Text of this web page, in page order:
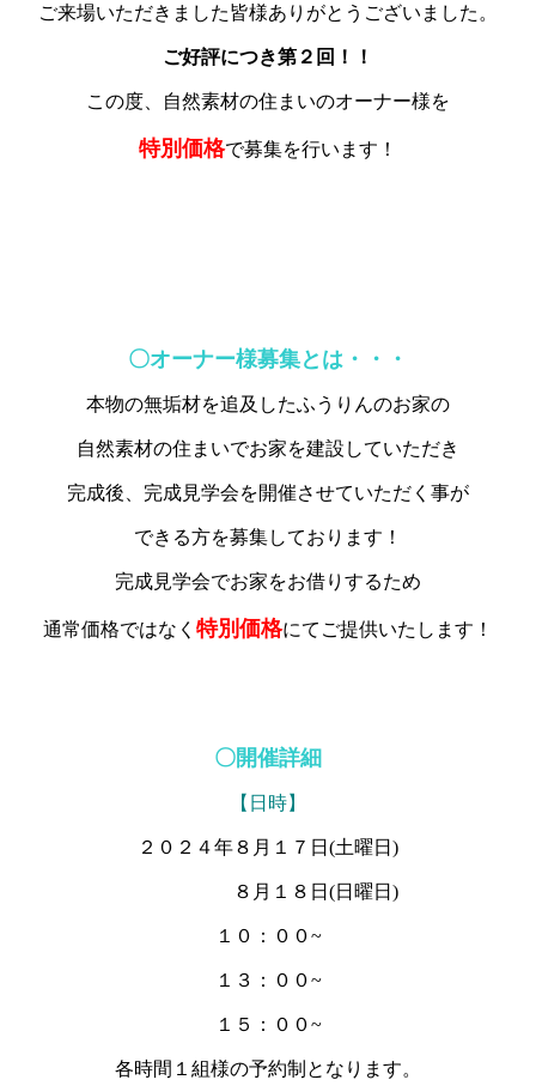
ご来場いただきました皆様ありがとうございました。
ご好評につき第２回！！
この度、自然素材の住まいのオーナー様を
特別価格で募集を行います！
〇オーナー様募集とは・・・
本物の無垢材を追及したふうりんのお家の
自然素材の住まいでお家を建設していただき
完成後、完成見学会を開催させていただく事が
できる方を募集しております！
完成見学会でお家をお借りするため
通常価格ではなく 特別価格にてご提供いたします！
〇開催詳細
【日時】
２０２４年８月１７日(土曜日)
８月１８日(日曜日)
１０：００~
１３：００~
１５：００~
各時間１組様の予約制となります。